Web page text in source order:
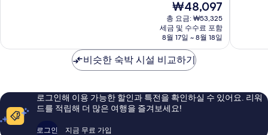
훌
이
후
기
현
재
요
금
₩48,097
₩48,097
총 요금: ₩53,325
세금 및 수수료 포함
8월 17일 ~ 8월 18일
륭
용
비슷한 숙박 시설 비교하기
로그인해 이용 가능한 할인과 특전을 확인하실 수 있어요. 리워
드를 적립해 더 많은 여행을 즐겨보세요!
로그인 지금 무료 가입